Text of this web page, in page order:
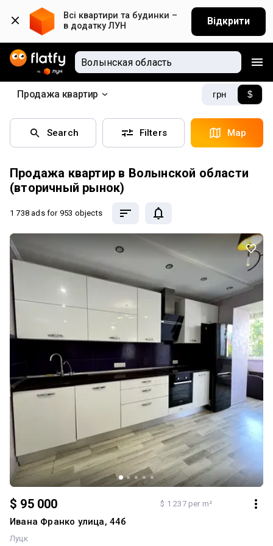
Всі квартири та будинки –
в додатку ЛУН
Відкрити
Продажа квартир грн $
Search Filters Map
Продажа квартир в Волынской области
(вторичный рынок)
1 738 ads for 953 objects
$ 95 000 $ 1 237 per m²
Ивана Франко улица, 44б
Луцк